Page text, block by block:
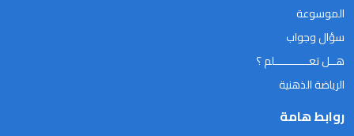
الموسوعة
سؤال وجواب
هــل تعـــــــــــلم ؟
الرياضة الذهنية
روابط هامة